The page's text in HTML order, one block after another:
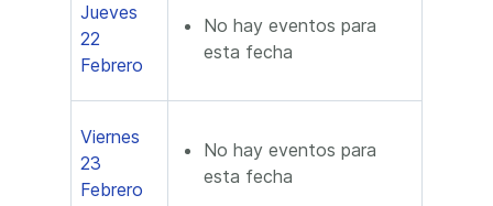
Jueves
22
Febrero
No hay eventos para
esta fecha
Viernes
23
Febrero
No hay eventos para
esta fecha